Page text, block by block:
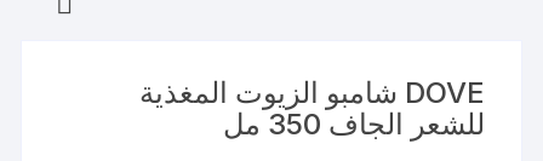
DOVE شامبو الزيوت المغذية
للشعر الجاف 350 مل